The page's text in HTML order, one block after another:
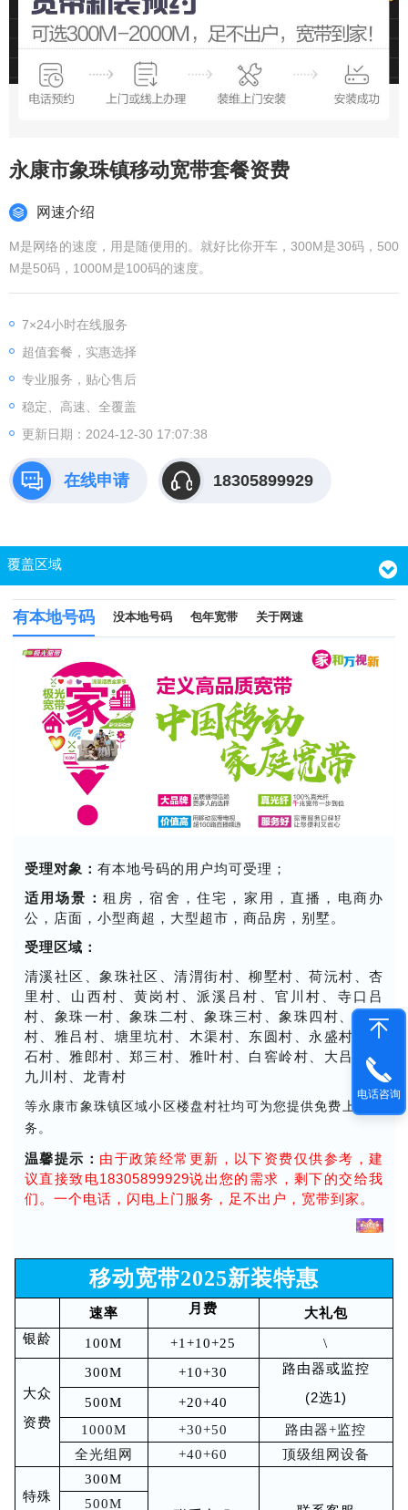
永康市象珠镇移动宽带套餐资费
网速介绍
M是网络的速度，用是随便用的。就好比你开车，300M是30码，500
M是50码，1000M是100码的速度。
7×24小时在线服务
超值套餐，实惠选择
专业服务，贴心售后
稳定、高速、全覆盖
更新日期：2024-12-30 17:07:38
在线申请 18305899929
覆盖区域
有本地号码 没本地号码 包年宽带 关于网速
受理对象： 有本地号码的用户均可受理；
适用场景： 租房，宿舍，住宅，家用，直播，电商办
公，店面，小型商超，大型超市，商品房，别墅。
受理区域：
清溪社区、象珠社区、清渭街村、柳墅村、荷沅村、杏
里村、山西村、黄岗村、派溪吕村、官川村、寺口吕
村、象珠一村、象珠二村、象珠三村、象珠四村、峡源
村、雅吕村、塘里坑村、木渠村、东圆村、永盛村、柏
石村、雅郎村、郑三村、雅叶村、白窖岭村、大吕村、
九川村、龙青村
等永康市象珠镇区域小区楼盘村社均可为您提供免费上门服
务。
温馨提示： 由于政策经常更新，以下资费仅供参考，建
议直接致电18305899929说出您的需求，剩下的交给我
们。一个电话，闪电上门服务，足不出户，宽带到家。
移动宽带2025新装特惠
速率 月费 大礼包
银龄 100M +1+10+25 \
大众
资费
300M +10+30 路由器或监控
(2选1)
500M
+20+40
1000M
+30+50
路由器+监控
全光组网
+40+60 顶级组网设备
特殊
300M
500M
电话咨询